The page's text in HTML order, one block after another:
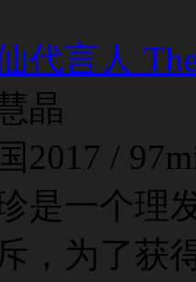
代言人
晶
2017 /
是一个理
，为了获